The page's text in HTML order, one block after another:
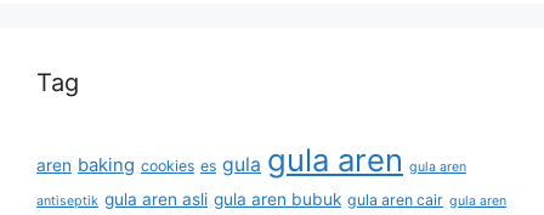
Tag
aren baking cookies es gula gula aren gula aren
antiseptik gula aren asli gula aren bubuk gula aren cair gula aren